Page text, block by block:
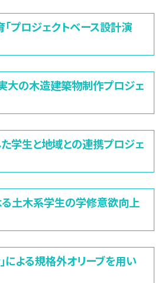
プロジェクトベース設計演
大の木造建築物制作プロジェ
学生と地域との連携プロジェ
土木系学生の学修意欲向上
による規格外オリーブを用い